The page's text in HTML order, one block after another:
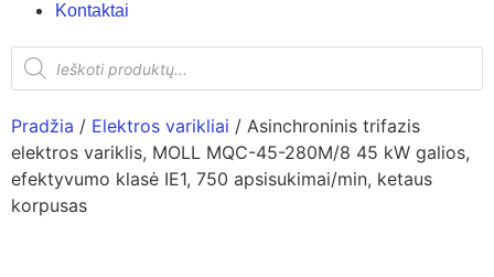
Kontaktai
Pradžia / Elektros varikliai / Asinchroninis trifazis
elektros variklis, MOLL MQC-45-280M/8 45 kW galios,
efektyvumo klasė IE1, 750 apsisukimai/min, ketaus
korpusas